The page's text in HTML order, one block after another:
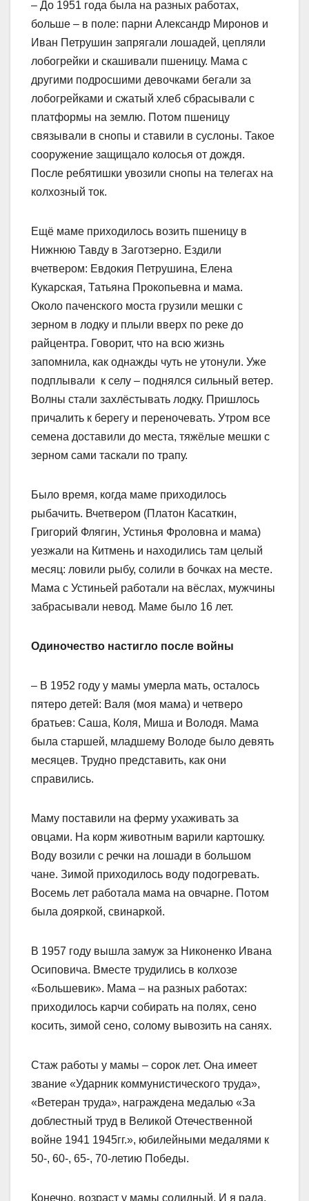
– До 1951 года была на разных работах,
больше – в поле: парни Александр Миронов и
Иван Петрушин запрягали лошадей, цепляли
лобогрейки и скашивали пшеницу. Мама с
другими подросшими девочками бегали за
лобогрейками и сжатый хлеб сбрасывали с
платформы на землю. Потом пшеницу
связывали в снопы и ставили в суслоны. Такое
сооружение защищало колосья от дождя.
После ребятишки увозили снопы на телегах на
колхозный ток.
Ещё маме приходилось возить пшеницу в
Нижнюю Тавду в Заготзерно. Ездили
вчетвером: Евдокия Петрушина, Елена
Кукарская, Татьяна Прокопьевна и мама.
Около паченского моста грузили мешки с
зерном в лодку и плыли вверх по реке до
райцентра. Говорит, что на всю жизнь
запомнила, как однажды чуть не утонули. Уже
подплывали к селу – поднялся сильный ветер.
Волны стали захлёстывать лодку. Пришлось
причалить к берегу и переночевать. Утром все
семена доставили до места, тяжёлые мешки с
зерном сами таскали по трапу.
Было время, когда маме приходилось
рыбачить. Вчетвером (Платон Касаткин,
Григорий Флягин, Устинья Фроловна и мама)
уезжали на Китмень и находились там целый
месяц: ловили рыбу, солили в бочках на месте.
Мама с Устиньей работали на вёслах, мужчины
забрасывали невод. Маме было 16 лет.
Одиночество настигло после войны
– В 1952 году у мамы умерла мать, осталось
пятеро детей: Валя (моя мама) и четверо
братьев: Саша, Коля, Миша и Володя. Мама
была старшей, младшему Володе было девять
месяцев. Трудно представить, как они
справились.
Маму поставили на ферму ухаживать за
овцами. На корм животным варили картошку.
Воду возили с речки на лошади в большом
чане. Зимой приходилось воду подогревать.
Восемь лет работала мама на овчарне. Потом
была дояркой, свинаркой.
В 1957 году вышла замуж за Никоненко Ивана
Осиповича. Вместе трудились в колхозе
«Большевик». Мама – на разных работах:
приходилось карчи собирать на полях, сено
косить, зимой сено, солому вывозить на санях.
Стаж работы у мамы – сорок лет. Она имеет
звание «Ударник коммунистического труда»,
«Ветеран труда», награждена медалью «За
доблестный труд в Великой Отечественной
войне 1941 1945гг.», юбилейными медалями к
50-, 60-, 65-, 70-летию Победы.
Конечно, возраст у мамы солидный. И я рада,